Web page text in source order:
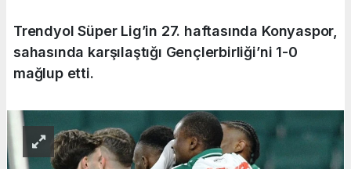
Trendyol Süper Lig’in 27. haftasında Konyaspor,
sahasında karşılaştığı Gençlerbirliği’ni 1-0
mağlup etti.